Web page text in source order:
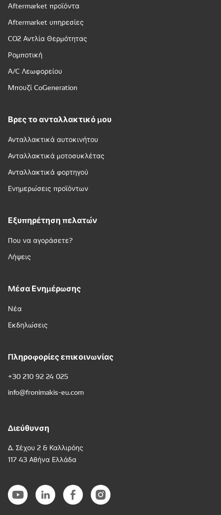
Aftermarket προϊόντα
Aftermarket υπηρεσίες
CO2 Αντλία Θερμότητας
Ρομποτική
A/C Λεωφορείου
Μπουζί CoGeneration
Βρες το ανταλλακτικό μου
Ανταλλακτικά αυτοκινήτου
Ανταλλακτικά μοτοσυκλέτας
Ανταλλακτικά φορτηγού
Ενημερώσεις προϊόντων
Εξυπηρέτηση πελατών
Που να αγοράσετε?
Λήψεις
Μέσα Ενημέρωσης
Νέα
Εκδηλώσεις
Πληροφορίες επικοινωνίας
+30 210 92 24 025
info@fronimakis-eu.com
Διεύθυνση
Δ. Σέχου 2 & Καλλιρόης
117 43 Αθήνα Ελλάδα